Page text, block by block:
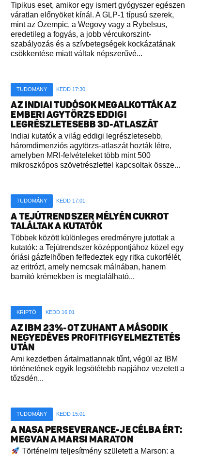
Tipikus eset, amikor egy ismert gyógyszer egészen
váratlan előnyöket kínál. A GLP-1 típusú szerek,
mint az Ozempic, a Wegovy vagy a Rybelsus,
eredetileg a fogyás, a jobb vércukorszint-
szabályozás és a szívbetegségek kockázatának
csökkentése miatt váltak népszerűvé...
TUDOMÁNY KEDD 17:30
AZ INDIAI TUDÓSOK MEGALKOTTÁK AZ
EMBERI AGYTÖRZS EDDIGI
LEGRÉSZLETESEBB 3D-ATLASZÁT
Indiai kutatók a világ eddigi legrészletesebb,
háromdimenziós agytörzs-atlaszát hozták létre,
amelyben MRI-felvételeket több mint 500
mikroszkópos szövetrészlettel kapcsoltak össze...
TUDOMÁNY KEDD 17:01
A TEJÚTRENDSZER MÉLYÉN CUKROT
TALÁLTAK A KUTATÓK
Többek között különleges eredményre jutottak a
kutatók: a Tejútrendszer középpontjához közel egy
óriási gázfelhőben felfedeztek egy ritka cukorfélét,
az eritrózt, amely nemcsak málnában, hanem
barnító krémekben is megtalálható...
KRIPTÓ KEDD 16:01
AZ IBM 23%-OT ZUHANT A MÁSODIK
NEGYEDÉVES PROFITFIGYELMEZTETÉS
UTÁN
Ami kezdetben ártalmatlannak tűnt, végül az IBM
történetének egyik legsötétebb napjához vezetett a
tőzsdén...
TUDOMÁNY KEDD 15:01
A NASA PERSEVERANCE-JE CÉLBA ÉRT:
MEGVAN A MARSI MARATON
Történelmi teljesítmény született a Marson: a